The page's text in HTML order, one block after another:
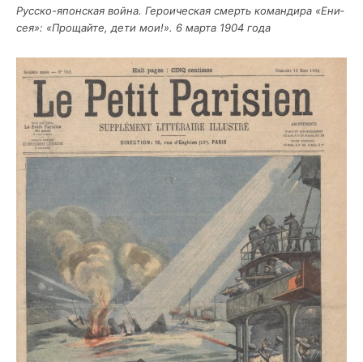
Рус­ско-япон­ская вой­на. Геро­и­че­ская смерть коман­ди­ра «Ени­
сея»: «Про­щай­те, дети мои!». 6 мар­та 1904 года